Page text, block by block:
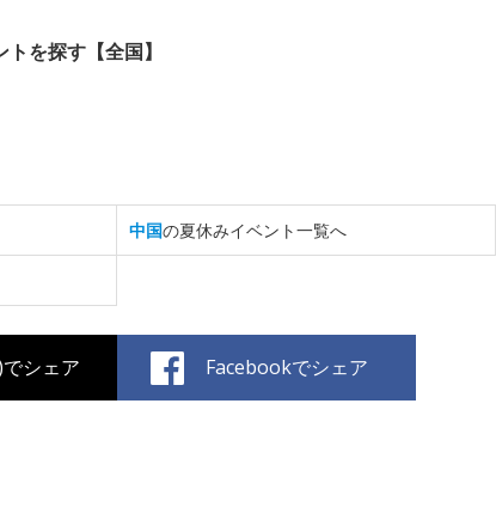
を探す【全国】
中国の夏休みイベント一覧へ
シェア Facebookでシェア